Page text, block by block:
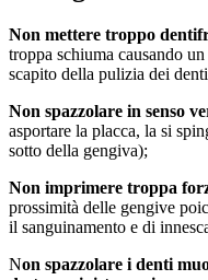
Non mettere troppo
troppa schiuma causando
scapito della pulizia dei
Non spazzolare in senso
asportare la placca, la si
sotto della gengiva);
Non imprimere troppa
prossimità delle gengive
il sanguinamento e di
Non spazzolare i denti